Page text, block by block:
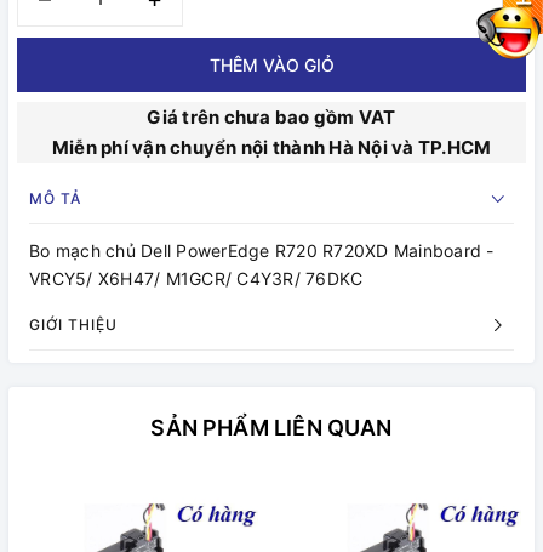
THÊM VÀO GIỎ
Giá trên chưa bao gồm VAT
Miễn phí vận chuyển nội thành Hà Nội và TP.HCM
MÔ TẢ
Bo mạch chủ Dell PowerEdge R720 R720XD Mainboard -
VRCY5/ X6H47/ M1GCR/ C4Y3R/ 76DKC
GIỚI THIỆU
SẢN PHẨM LIÊN QUAN